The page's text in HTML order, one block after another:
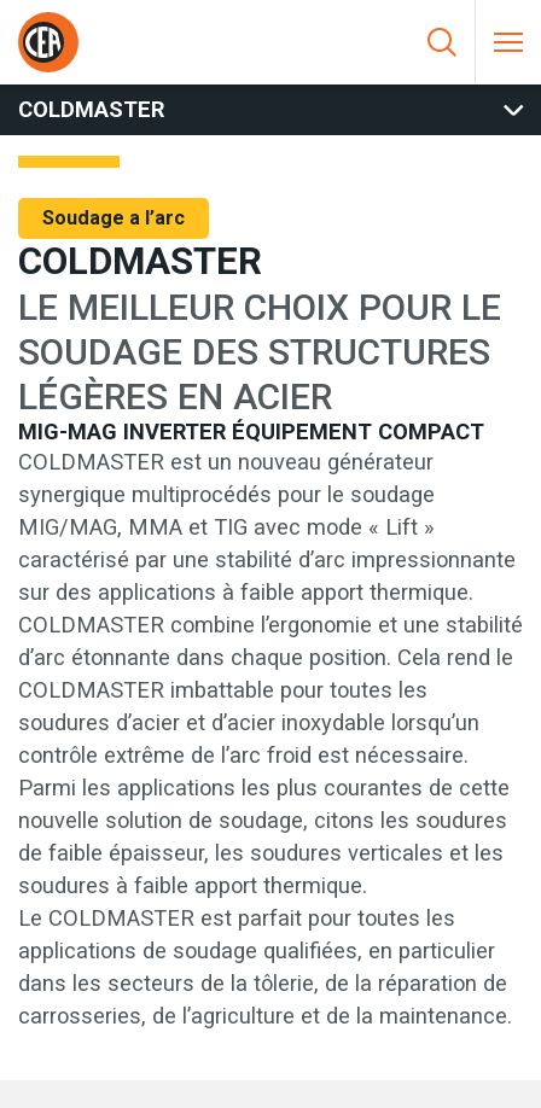
Aller au contenu
HOME/
COLDMASTER
COLDMASTER
Soudage a l’arc
COLDMASTER
LE MEILLEUR CHOIX POUR LE
SOUDAGE DES STRUCTURES
LÉGÈRES EN ACIER
MIG-MAG INVERTER ÉQUIPEMENT COMPACT
COLDMASTER est un nouveau générateur
synergique multiprocédés pour le soudage
MIG/MAG, MMA et TIG avec mode « Lift »
caractérisé par une stabilité d’arc impressionnante
sur des applications à faible apport thermique.
COLDMASTER combine l’ergonomie et une stabilité
d’arc étonnante dans chaque position. Cela rend le
COLDMASTER imbattable pour toutes les
soudures d’acier et d’acier inoxydable lorsqu’un
contrôle extrême de l’arc froid est nécessaire.
Parmi les applications les plus courantes de cette
nouvelle solution de soudage, citons les soudures
de faible épaisseur, les soudures verticales et les
soudures à faible apport thermique.
Le COLDMASTER est parfait pour toutes les
applications de soudage qualifiées, en particulier
dans les secteurs de la tôlerie, de la réparation de
carrosseries, de l’agriculture et de la maintenance.